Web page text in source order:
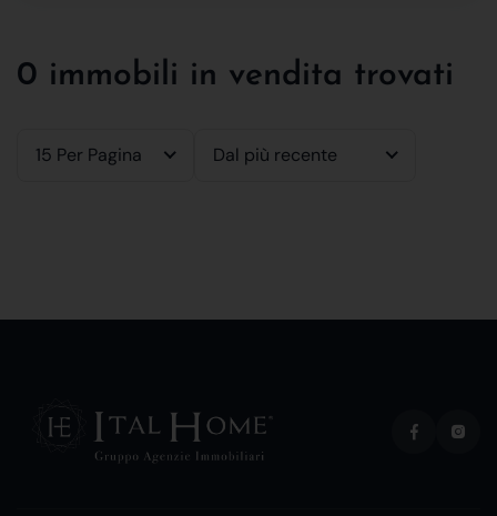
0 immobili in vendita trovati
15 Per Pagina Dal più recente